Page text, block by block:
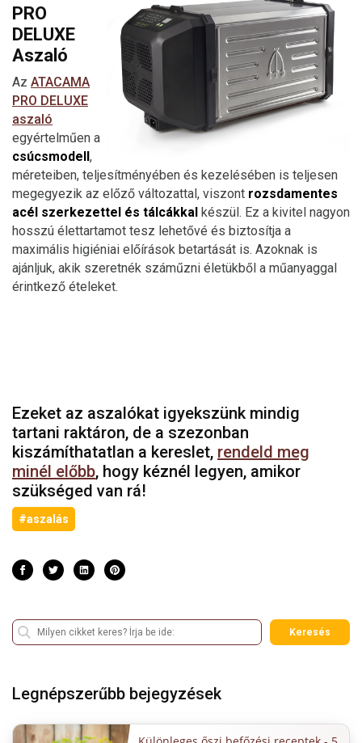
PRO
DELUXE
Aszaló
Az ATACAMA
PRO DELUXE
aszaló
egyértelműen a
csúcsmodell,
méreteiben, teljesítményében és kezelésében is teljesen
megegyezik az előző változattal, viszont rozsdamentes
acél szerkezettel és tálcákkal készül. Ez a kivitel nagyon
hosszú élettartamot tesz lehetővé és biztosítja a
maximális higiéniai előírások betartását is. Azoknak is
ajánljuk, akik szeretnék száműzni életükből a műanyaggal
érintkező ételeket.
Ezeket az aszalókat igyekszünk mindig
tartani raktáron, de a szezonban
kiszámíthatatlan a kereslet, rendeld meg
minél előbb, hogy kéznél legyen, amikor
szükséged van rá!
#aszalás
Keresés
Legnépszerűbb bejegyzések